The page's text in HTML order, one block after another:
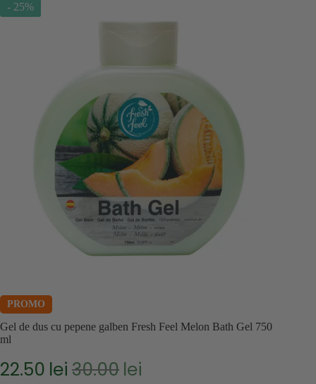
- 25%
PROMO
Gel de dus cu pepene galben Fresh Feel Melon Bath Gel 750
ml
30.00 lei
Prețul
22.50 lei Prețul